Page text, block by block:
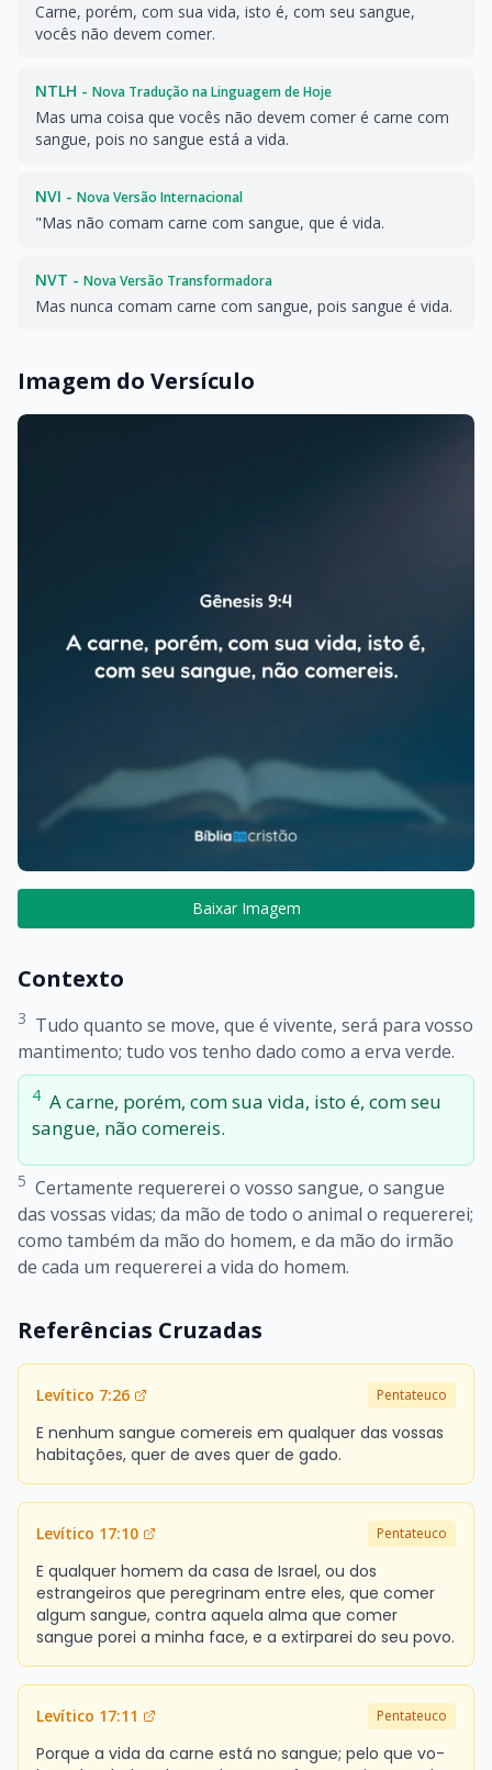
Carne, porém, com sua vida, isto é, com seu sangue,
vocês não devem comer.
NTLH - Nova Tradução na Linguagem de Hoje
Mas uma coisa que vocês não devem comer é carne com
sangue, pois no sangue está a vida.
NVI - Nova Versão Internacional
"Mas não comam carne com sangue, que é vida.
NVT - Nova Versão Transformadora
Mas nunca comam carne com sangue, pois sangue é vida.
Imagem do Versículo
Baixar Imagem
Contexto
3 Tudo quanto se move, que é vivente, será para vosso
mantimento; tudo vos tenho dado como a erva verde.
4 A carne, porém, com sua vida, isto é, com seu
sangue, não comereis.
5 Certamente requererei o vosso sangue, o sangue
das vossas vidas; da mão de todo o animal o requererei;
como também da mão do homem, e da mão do irmão
de cada um requererei a vida do homem.
Referências Cruzadas
Levítico 7:26 Pentateuco
E nenhum sangue comereis em qualquer das vossas
habitações, quer de aves quer de gado.
Levítico 17:10 Pentateuco
E qualquer homem da casa de Israel, ou dos
estrangeiros que peregrinam entre eles, que comer
algum sangue, contra aquela alma que comer
sangue porei a minha face, e a extirparei do seu povo.
Levítico 17:11 Pentateuco
Porque a vida da carne está no sangue; pelo que vo-